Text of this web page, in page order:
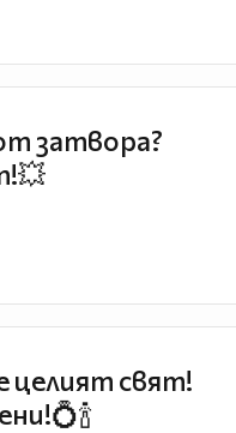
затвора?
целият свят!